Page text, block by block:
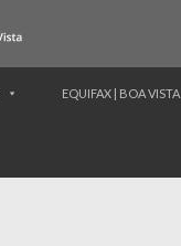
EQUIFAX | BOA VISTA